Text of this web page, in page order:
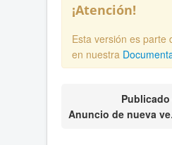
¡Atención!
Esta versión es parte
en nuestra
Publicado